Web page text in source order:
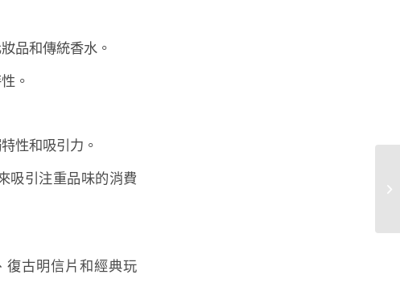
品和傳統香水。
。
性和吸引力。
吸引注重品味的消費
復古明信片和經典玩